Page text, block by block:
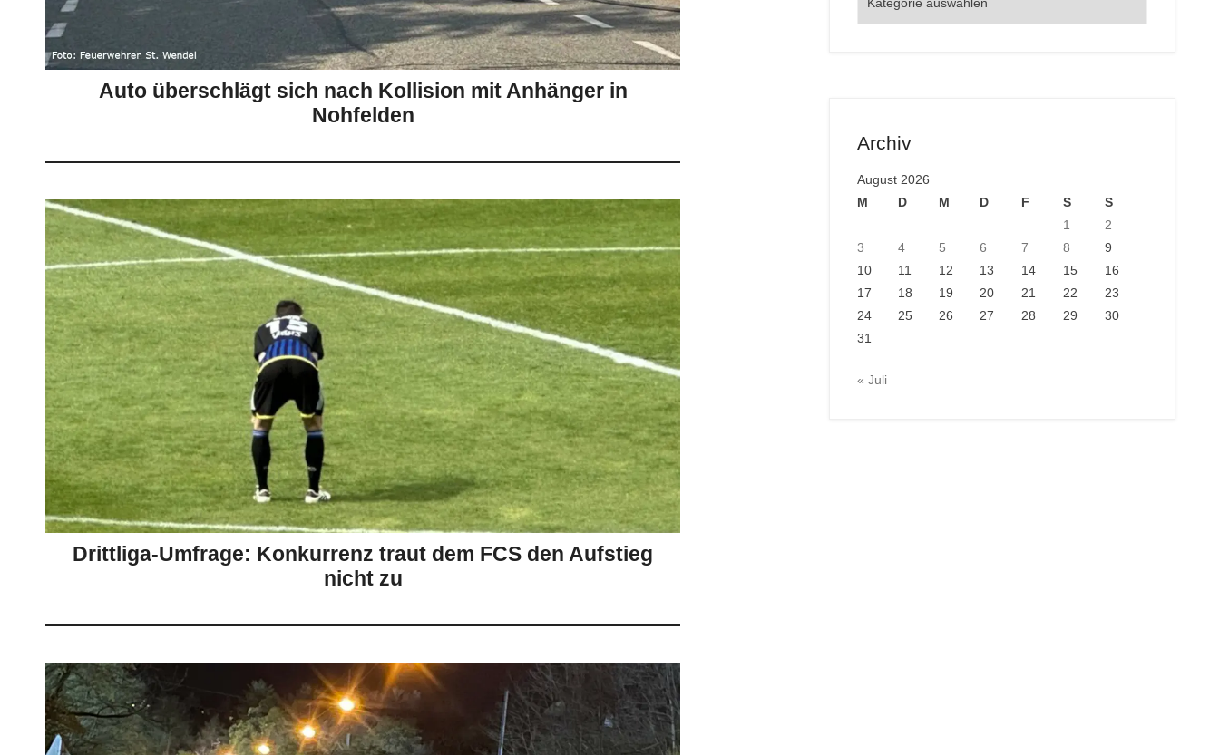
Auto überschlägt sich nach Kollision mit Anhänger in
Nohfelden
Drittliga-Umfrage: Konkurrenz traut dem FCS den Aufstieg
nicht zu
Archiv
August 2026
M
D M D F S
S
1
2
3
4 5 6 7 8
9
10
11 12 13 14 15
16
17
18 19 20 21 22
23
24
25 26 27 28 29
30
31
« Juli